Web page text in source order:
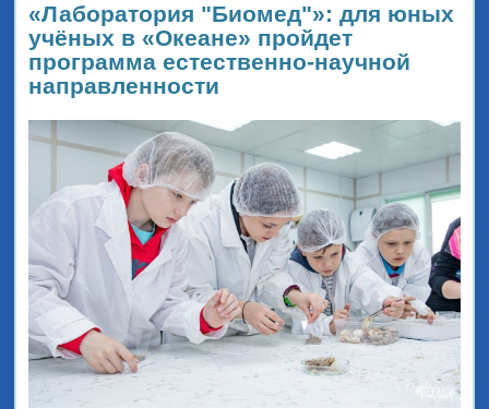
«Лаборатория "Биомед"»: для юных
учёных в «Океане» пройдет
программа естественно-научной
направленности